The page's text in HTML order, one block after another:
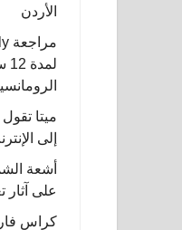
الأردن
ميتا
إلى
أشعة
على آثار
كراس